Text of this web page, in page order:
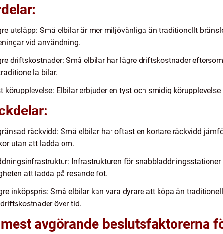
utsläpp: Små elbilar är mer miljövänliga än traditionellt
vid användning.
driftskostnader: Små elbilar har lägre driftskostnader
bilar.
körupplevelse: Elbilar erbjuder en tyst och smidig
räckvidd: Små elbilar har oftast en kortare räckvidd
utan att ladda om.
Infrastrukturen för
att ladda på resande fot.
inköpspris: Små elbilar kan vara dyrare att köpa än
över tid.
mest avgörande beslutsfaktorerna